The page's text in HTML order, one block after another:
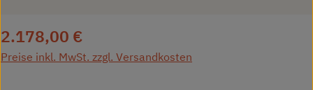
Regulärer Preis:
2.178,00 €
Preise inkl. MwSt. zzgl. Versandkosten